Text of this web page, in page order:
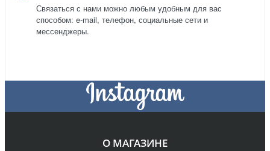
Связаться с нами можно любым удобным для вас
способом: e-mail, телефон, социальные сети и
мессенджеры.
О МАГАЗИНЕ